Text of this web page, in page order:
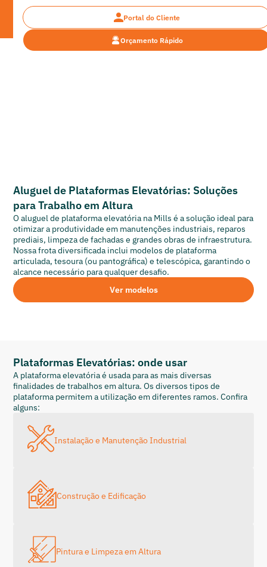
Orçamento Rápido
Portal do Cliente
Aluguel de Plataformas Elevatórias: Soluções
para Trabalho em Altura
O aluguel de plataforma elevatória na Mills é a solução ideal para
otimizar a produtividade em manutenções industriais, reparos
prediais, limpeza de fachadas e grandes obras de infraestrutura.
Nossa frota diversificada inclui modelos de plataforma
articulada, tesoura (ou pantográfica) e telescópica, garantindo o
alcance necessário para qualquer desafio.
Ver modelos
Plataformas Elevatórias: onde usar
A plataforma elevatória é usada para as mais diversas
finalidades de trabalhos em altura. Os diversos tipos de
plataforma permitem a utilização em diferentes ramos. Confira
alguns:
Instalação e Manutenção Industrial
Construção e Edificação
Pintura e Limpeza em Altura